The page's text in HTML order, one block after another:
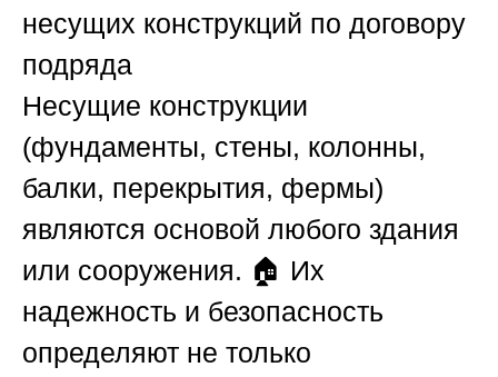
несущих конструкций по договору
подряда
Несущие конструкции
(фундаменты, стены, колонны,
балки, перекрытия, фермы)
являются основой любого здания
или сооружения. 🏠 Их
надежность и безопасность
определяют не только